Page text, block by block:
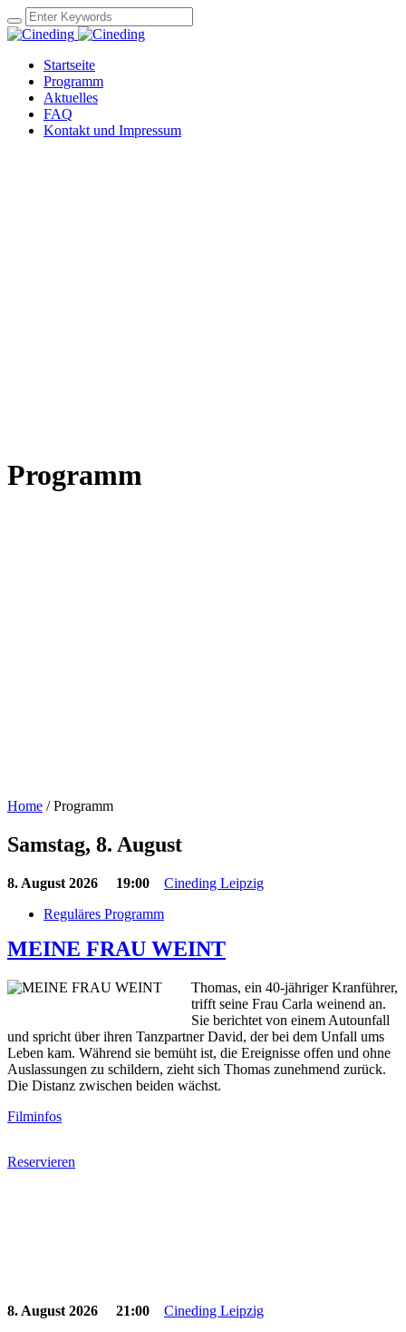
Startseite
Programm
Aktuelles
FAQ
Kontakt und Impressum
Programm
Home /Programm
Samstag, 8. August
8. August 2026 19:00
Cineding Leipzig
Reguläres Programm
MEINE FRAU WEINT
Thomas, ein 40-jähriger Kranführer,
trifft seine Frau Carla weinend an.
Sie berichtet von einem Autounfall
und spricht über ihren Tanzpartner David, der bei dem Unfall ums
Leben kam. Während sie bemüht ist, die Ereignisse offen und ohne
Auslassungen zu schildern, zieht sich Thomas zunehmend zurück.
Die Distanz zwischen beiden wächst.
Filminfos
Reservieren
8. August 2026 21:00
Cineding Leipzig